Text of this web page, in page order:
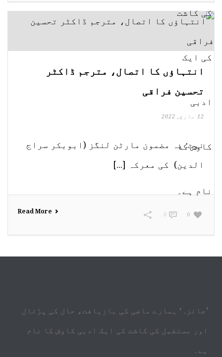
انتہاؤں کا اتصال، مترجم ڈاکٹر
تحسین فراقی
12 مارچ, 2022
نوٹ: یہ مضمون مارٹن لنگز (ابوبکر سراج
الدین) کی معرکہ [...]
Read More 0
0
’جائزہ‘ ہمارے ماضی کی بازیافت، حال کی پڑتال
اور مستقبل کی کاشت کی ایک ادبی کاوش کا نام
ہے۔